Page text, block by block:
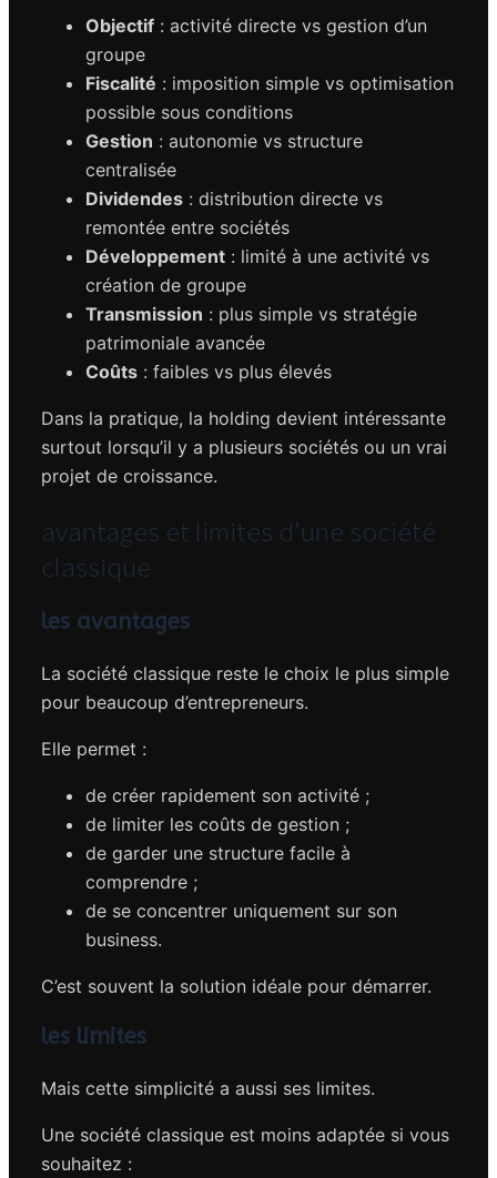
Objectif : activité directe vs gestion d’un
groupe
Fiscalité : imposition simple vs optimisation
possible sous conditions
Gestion : autonomie vs structure
centralisée
Dividendes : distribution directe vs
remontée entre sociétés
Développement : limité à une activité vs
création de groupe
Transmission : plus simple vs stratégie
patrimoniale avancée
Coûts : faibles vs plus élevés
Dans la pratique, la holding devient intéressante
surtout lorsqu’il y a plusieurs sociétés ou un vrai
projet de croissance.
avantages et limites d’une société
classique
les avantages
La société classique reste le choix le plus simple
pour beaucoup d’entrepreneurs.
Elle permet :
de créer rapidement son activité ;
de limiter les coûts de gestion ;
de garder une structure facile à
comprendre ;
de se concentrer uniquement sur son
business.
C’est souvent la solution idéale pour démarrer.
les limites
Mais cette simplicité a aussi ses limites.
Une société classique est moins adaptée si vous
souhaitez :